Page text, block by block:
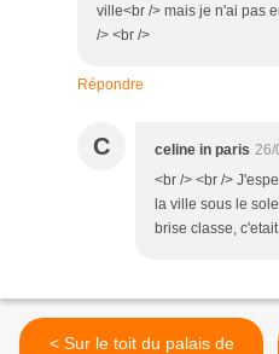
ville<br /> mais je n'ai pas
/> <br />
Répondre
C celine in paris 26/
<br /> <br />
la ville sous le
brise classe,
< Sur le toit du palais de